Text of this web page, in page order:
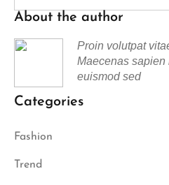
About the author
Proin volutpat
Maecenas
euismod sed
Categories
Fashion
Trend